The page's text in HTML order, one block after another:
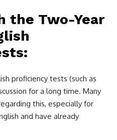
the Two-Year
proficiency tests (such as
for a long time. Many
this, especially for
and have already